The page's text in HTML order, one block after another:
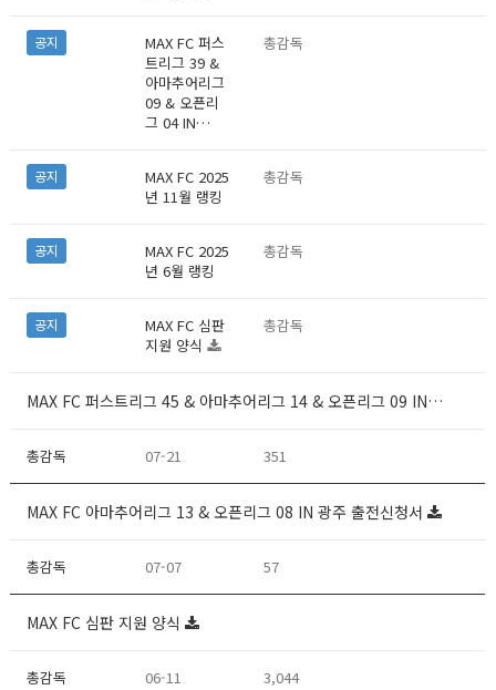
공지
MAX FC 퍼스
트리그 39 &
아마추어리그
09 & 오픈리
그 04 IN…
총감독
공지
MAX FC 2025
년 11월 랭킹
총감독
공지
MAX FC 2025
년 6월 랭킹
총감독
공지
MAX FC 심판
지원 양식
총감독
MAX FC 퍼스트리그 45 & 아마추어리그 14 & 오픈리그 09 IN…
총감독 07-21 351
MAX FC 아마추어리그 13 & 오픈리그 08 IN 광주 출전신청서
총감독 07-07 57
MAX FC 심판 지원 양식
총감독 06-11 3,044